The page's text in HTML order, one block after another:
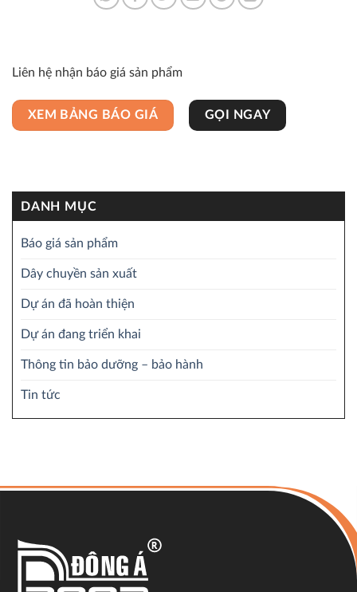
Liên hệ nhận báo giá sản phẩm
XEM BẢNG BÁO GIÁ GỌI NGAY
DANH MỤC
Báo giá sản phẩm
Dây chuyền sản xuất
Dự án đã hoàn thiện
Dự án đang triển khai
Thông tin bảo dưỡng – bảo hành
Tin tức